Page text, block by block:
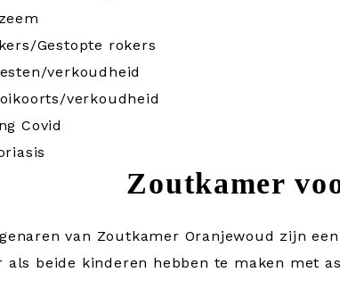
Gestopte rokers
verkoudheid
verkoudheid
Covid
Zoutkamer
van Zoutkamer Oranjewoud zijn
als beide kinderen hebben te maken met